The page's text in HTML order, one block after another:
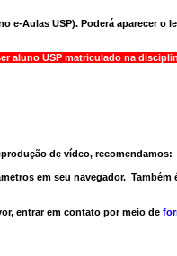
e-Aulas USP). Poderá aparecer o
aluno USP matriculado na
de vídeo, recomendamos:
em seu navegador. Também
entrar em contato por meio de